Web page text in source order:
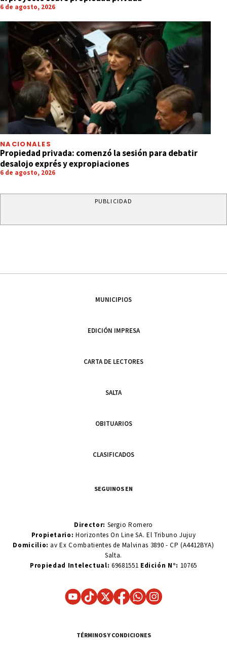
6 de agosto, 2026
NACIONALES
Propiedad privada: comenzó la sesión para debatir
desalojo exprés y expropiaciones
6 de agosto, 2026
PUBLICIDAD
MUNICIPIOS
EDICIÓN IMPRESA
CARTA DE LECTORES
SALTA
OBITUARIOS
CLASIFICADOS
SEGUINOS EN
Director: Sergio Romero
Propietario:Horizontes On Line SA. El Tribuno Jujuy
Domicilio: av Ex Combatientes de Malvinas 3890 - CP (A4412BYA)
Salta.
Propiedad Intelectual: 69681551 Edición N°: 10765
TÉRMINOS Y CONDICIONES